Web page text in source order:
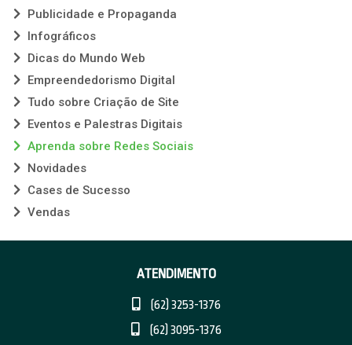
Publicidade e Propaganda
Infográficos
Dicas do Mundo Web
Empreendedorismo Digital
Tudo sobre Criação de Site
Eventos e Palestras Digitais
Aprenda sobre Redes Sociais
Novidades
Cases de Sucesso
Vendas
ATENDIMENTO
(62) 3253-1376
(62) 3095-1376